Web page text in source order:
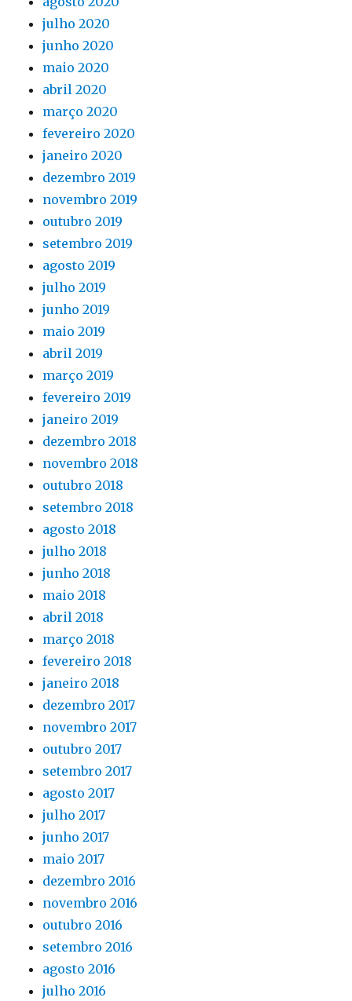
julho 2020
junho 2020
maio 2020
abril 2020
março 2020
fevereiro 2020
janeiro 2020
dezembro 2019
novembro 2019
outubro 2019
setembro 2019
agosto 2019
julho 2019
junho 2019
maio 2019
abril 2019
março 2019
fevereiro 2019
janeiro 2019
dezembro 2018
novembro 2018
outubro 2018
setembro 2018
agosto 2018
julho 2018
junho 2018
maio 2018
abril 2018
março 2018
fevereiro 2018
janeiro 2018
dezembro 2017
novembro 2017
outubro 2017
setembro 2017
agosto 2017
julho 2017
junho 2017
maio 2017
dezembro 2016
novembro 2016
outubro 2016
setembro 2016
agosto 2016
julho 2016